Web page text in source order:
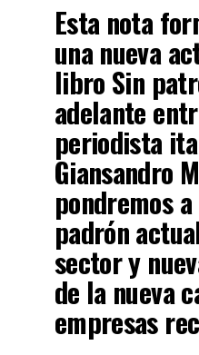
Esta nota
una nueva
libro Sin
adelante
periodista
Giansandro
pondremos
padrón
sector y
de la nueva
empresas